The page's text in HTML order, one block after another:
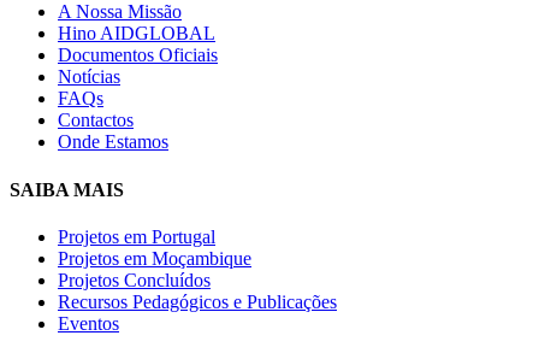
A Nossa Missão
Hino AIDGLOBAL
Documentos Oficiais
Notícias
FAQs
Contactos
Onde Estamos
SAIBA MAIS
Projetos em Portugal
Projetos em Moçambique
Projetos Concluídos
Recursos Pedagógicos e Publicações
Eventos